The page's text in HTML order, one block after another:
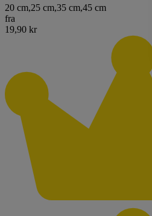
20 cm,25 cm,35 cm,45 cm
fra
19,90 kr